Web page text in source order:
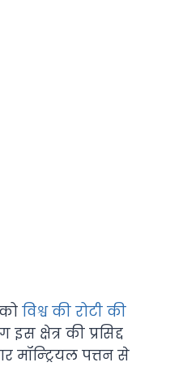
विश्व की रोटी की
क्षेत्र की प्रसिद्द
मॉन्ट्रियल पत्तन से